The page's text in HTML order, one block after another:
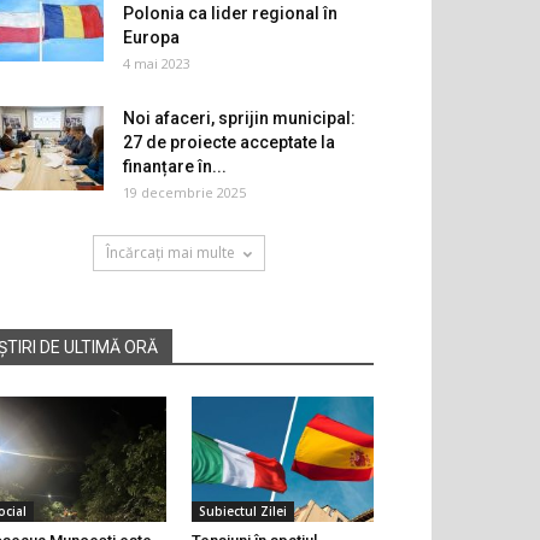
Polonia ca lider regional în
Europa
4 mai 2023
Noi afaceri, sprijin municipal:
27 de proiecte acceptate la
finanțare în...
19 decembrie 2025
Încărcați mai multe
DE ULTIMĂ ORĂ
Subiectul Zilei